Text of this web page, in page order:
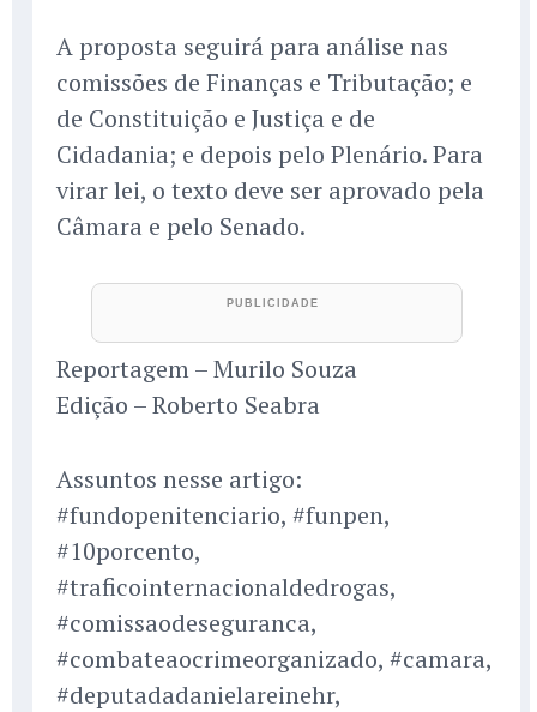
A proposta seguirá para análise nas
comissões de Finanças e Tributação; e
de Constituição e Justiça e de
Cidadania; e depois pelo Plenário. Para
virar lei, o texto deve ser aprovado pela
Câmara e pelo Senado.
Reportagem – Murilo Souza
Edição – Roberto Seabra
Assuntos nesse artigo:
#fundopenitenciario, #funpen,
#10porcento,
#traficointernacionaldedrogas,
#comissaodeseguranca,
#combateaocrimeorganizado, #camara,
#deputadadanielareinehr,